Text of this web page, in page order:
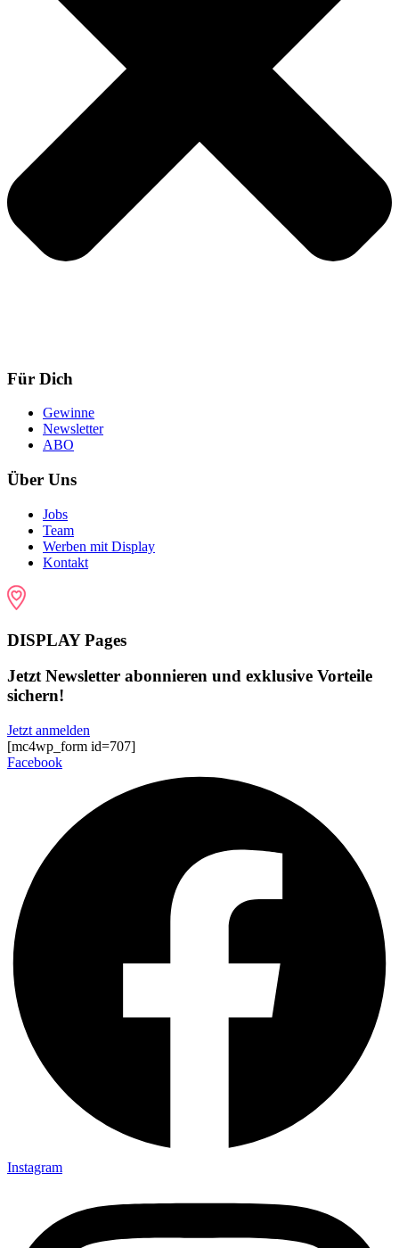
Für Dich
Gewinne
Newsletter
ABO
Über Uns
Jobs
Team
Werben mit Display
Kontakt
DISPLAY Pages
Jetzt Newsletter abonnieren und exklusive Vorteile
sichern!
Jetzt anmelden
[mc4wp_form id=707]
Facebook
Instagram